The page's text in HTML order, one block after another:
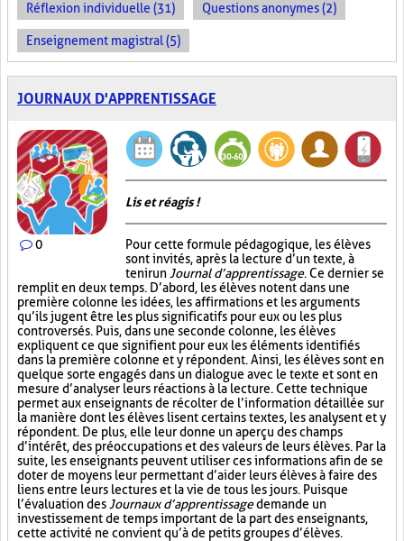
Réflexion individuelle (31) Questions anonymes (2)
Enseignement magistral (5)
JOURNAUX D'APPRENTISSAGE
0
Lis et réagis !
Pour cette formule pédagogique, les élèves
sont invités, après la lecture d’un texte, à
tenir un Journal d’apprentissage. Ce dernier se
remplit en deux temps. D’abord, les élèves notent dans une
première colonne les idées, les affirmations et les arguments
qu’ils jugent être les plus significatifs pour eux ou les plus
controversés. Puis, dans une seconde colonne, les élèves
expliquent ce que signifient pour eux les éléments identifiés
dans la première colonne et y répondent. Ainsi, les élèves sont en
quelque sorte engagés dans un dialogue avec le texte et sont en
mesure d’analyser leurs réactions à la lecture. Cette technique
permet aux enseignants de récolter de l’information détaillée sur
la manière dont les élèves lisent certains textes, les analysent et y
répondent. De plus, elle leur donne un aperçu des champs
d’intérêt, des préoccupations et des valeurs de leurs élèves. Par la
suite, les enseignants peuvent utiliser ces informations afin de se
doter de moyens leur permettant d’aider leurs élèves à faire des
liens entre leurs lectures et la vie de tous les jours. Puisque
l’évaluation des Journaux d’apprentissagedemande un
investissement de temps important de la part des enseignants,
cette activité ne convient qu’à de petits groupes d’élèves.